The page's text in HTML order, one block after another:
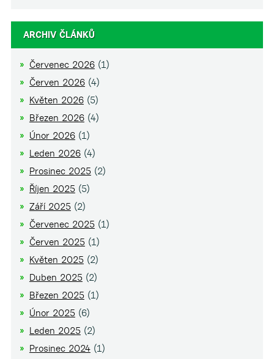
ARCHIV ČLÁNKŮ
Červenec 2026(1)
Červen 2026(4)
Květen 2026(5)
Březen 2026(4)
Únor 2026(1)
Leden 2026(4)
Prosinec 2025(2)
Říjen 2025(5)
Září 2025(2)
Červenec 2025(1)
Červen 2025(1)
Květen 2025(2)
Duben 2025(2)
Březen 2025(1)
Únor 2025(6)
Leden 2025(2)
Prosinec 2024(1)